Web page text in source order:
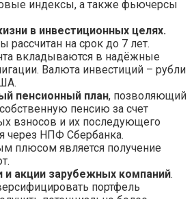
индексы, а также фьючерсы
в инвестиционных целях.
рассчитан на срок до 7 лет.
вкладываются в надёжные
Валюта инвестиций – рубли
пенсионный план, позволяющий
пенсию за счет
взносов и их последующего
через НПФ Сбербанка.
плюсом является получение
и акции зарубежных компаний.
портфель